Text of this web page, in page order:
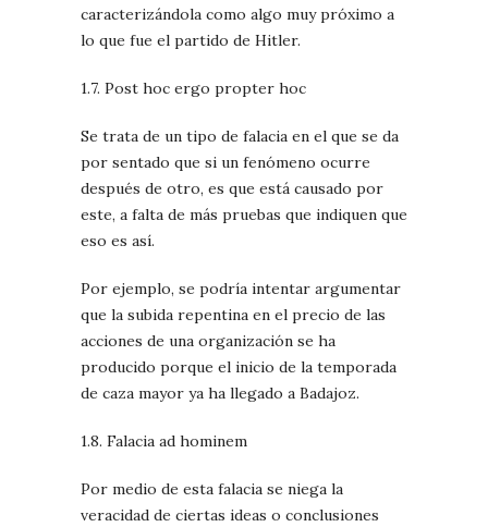
caracterizándola como algo muy próximo a
lo que fue el partido de Hitler.
1.7. Post hoc ergo propter hoc
Se trata de un tipo de falacia en el que se da
por sentado que si un fenómeno ocurre
después de otro, es que está causado por
este, a falta de más pruebas que indiquen que
eso es así.
Por ejemplo, se podría intentar argumentar
que la subida repentina en el precio de las
acciones de una organización se ha
producido porque el inicio de la temporada
de caza mayor ya ha llegado a Badajoz.
1.8. Falacia ad hominem
Por medio de esta falacia se niega la
veracidad de ciertas ideas o conclusiones